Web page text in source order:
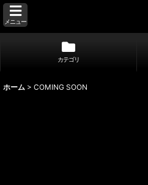
メニュー
カテゴリ
ホーム > COMING SOON